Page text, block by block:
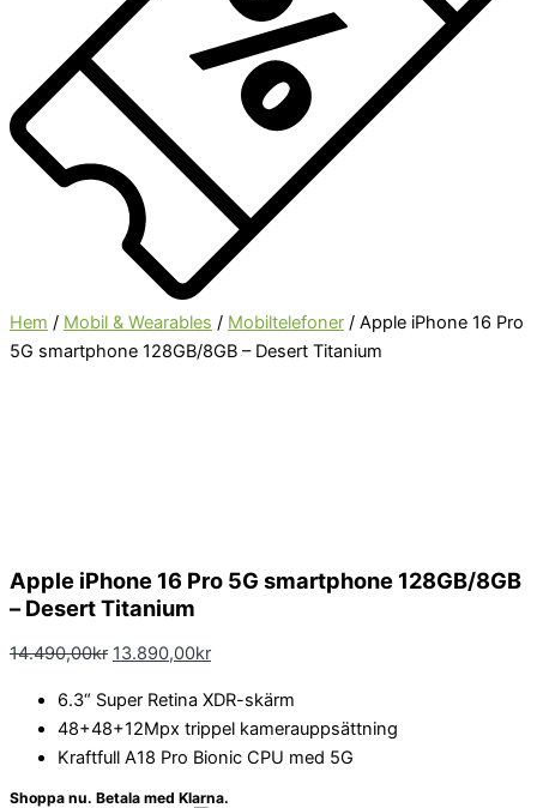
Hem / Mobil & Wearables / Mobiltelefoner / Apple iPhone 16 Pro
5G smartphone 128GB/8GB – Desert Titanium
Apple iPhone 16 Pro 5G smartphone 128GB/8GB
– Desert Titanium
14.490,00kr 13.890,00kr
6.3“ Super Retina XDR-skärm
48+48+12Mpx trippel kamerauppsättning
Kraftfull A18 Pro Bionic CPU med 5G
Shoppa nu. Betala med Klarna.